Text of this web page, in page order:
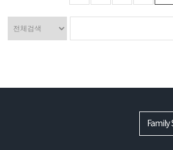
Family